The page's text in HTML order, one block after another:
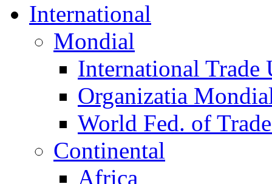
International
Mondial
International Trade
Organizatia
World Fed. of
Continental
Africa